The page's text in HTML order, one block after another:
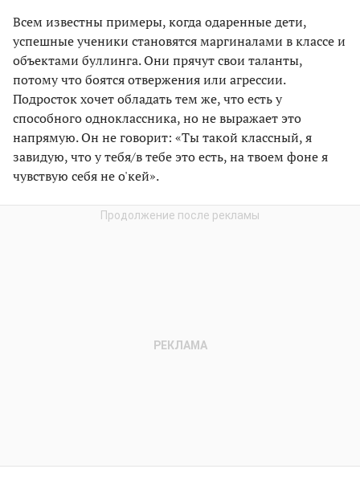
Всем известны примеры, когда одаренные дети,
успешные ученики становятся маргиналами в классе и
объектами буллинга. Они прячут свои таланты,
потому что боятся отвержения или агрессии.
Подросток хочет обладать тем же, что есть у
способного одноклассника, но не выражает это
напрямую. Он не говорит: «Ты такой классный, я
завидую, что у тебя/в тебе это есть, на твоем фоне я
чувствую себя не о'кей».